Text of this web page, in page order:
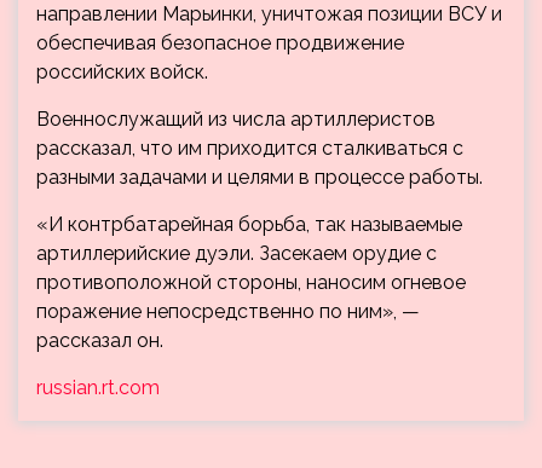
направлении Марьинки, уничтожая позиции ВСУ и
обеспечивая безопасное продвижение
российских войск.
Военнослужащий из числа артиллеристов
рассказал, что им приходится сталкиваться с
разными задачами и целями в процессе работы.
«И контрбатарейная борьба, так называемые
артиллерийские дуэли. Засекаем орудие с
противоположной стороны, наносим огневое
поражение непосредственно по ним», —
рассказал он.
russian.rt.com